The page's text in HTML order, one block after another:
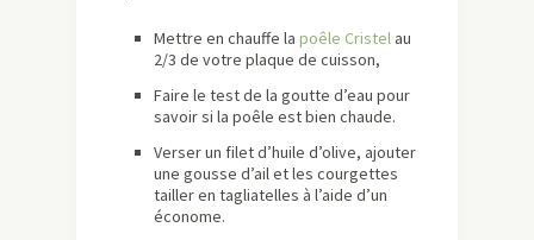
Mettre en chauffe la poêle Cristel au
2/3 de votre plaque de cuisson,
Faire le test de la goutte d’eau pour
savoir si la poêle est bien chaude.
Verser un filet d’huile d’olive, ajouter
une gousse d’ail et les courgettes
tailler en tagliatelles à l’aide d’un
économe.